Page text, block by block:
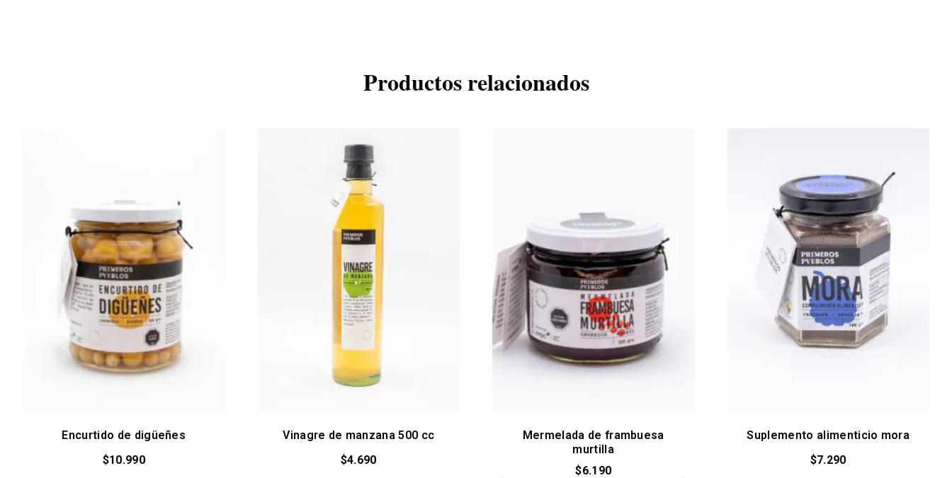
Productos relacionados
Encurtido de digüeñes
$10.990
Vinagre de manzana 500 cc
$4.690
Mermelada de frambuesa
murtilla
$6.190
Suplemento alimenticio mora
$7.290